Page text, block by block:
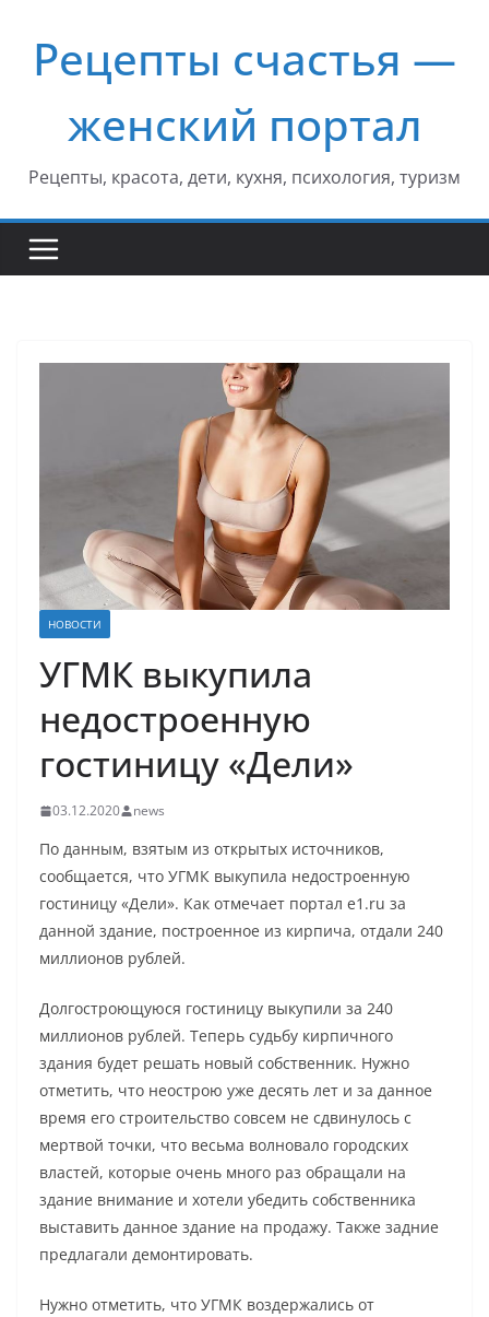
содержимому
Рецепты счастья —
женский портал
Рецепты, красота, дети, кухня, психология, туризм
НОВОСТИ
УГМК выкупила
недостроенную
гостиницу «Дели»
03.12.2020 news
По данным, взятым из открытых источников,
сообщается, что УГМК выкупила недостроенную
гостиницу «Дели». Как отмечает портал e1.ru за
данной здание, построенное из кирпича, отдали 240
миллионов рублей.
Долгостроющуюся гостиницу выкупили за 240
миллионов рублей. Теперь судьбу кирпичного
здания будет решать новый собственник. Нужно
отметить, что неострою уже десять лет и за данное
время его строительство совсем не сдвинулось с
мертвой точки, что весьма волновало городских
властей, которые очень много раз обращали на
здание внимание и хотели убедить собственника
выставить данное здание на продажу. Также задние
предлагали демонтировать.
Нужно отметить, что УГМК воздержались от